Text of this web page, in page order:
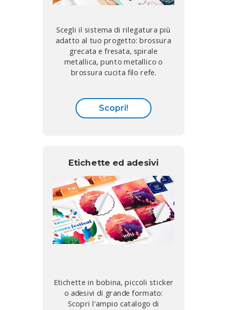
Scopri!
Scegli il sistema di rilegatura più
adatto al tuo progetto: brossura
grecata e fresata, spirale
metallica, punto metallico o
brossura cucita filo refe.
Etichette in bobina, piccoli sticker
o adesivi di grande formato:
Scopri l'ampio catalogo di
Etichette ed adesivi